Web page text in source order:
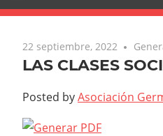
22 septiembre, 2022
LAS CLASES
Posted byAsociación